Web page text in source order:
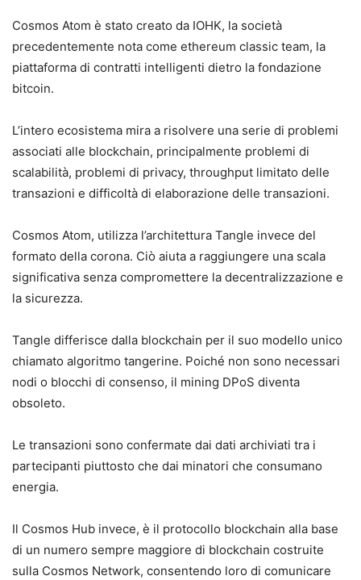
Cosmos Atom è stato creato da IOHK, la società
precedentemente nota come ethereum classic team, la
piattaforma di contratti intelligenti dietro la fondazione
bitcoin.
L’intero ecosistema mira a risolvere una serie di problemi
associati alle blockchain, principalmente problemi di
scalabilità, problemi di privacy, throughput limitato delle
transazioni e difficoltà di elaborazione delle transazioni.
Cosmos Atom, utilizza l’architettura Tangle invece del
formato della corona. Ciò aiuta a raggiungere una scala
significativa senza compromettere la decentralizzazione e
la sicurezza.
Tangle differisce dalla blockchain per il suo modello unico
chiamato algoritmo tangerine. Poiché non sono necessari
nodi o blocchi di consenso, il mining DPoS diventa
obsoleto.
Le transazioni sono confermate dai dati archiviati tra i
partecipanti piuttosto che dai minatori che consumano
energia.
Il Cosmos Hub invece, è il protocollo blockchain alla base
di un numero sempre maggiore di blockchain costruite
sulla Cosmos Network, consentendo loro di comunicare